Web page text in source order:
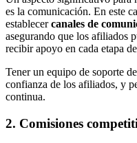
es la comunicación. En este
establecercanales de
asegurando que los afiliados
recibir apoyo en cada etapa
Tener un equipo de soporte
confianza de los afiliados, y
continua.
2. Comisiones